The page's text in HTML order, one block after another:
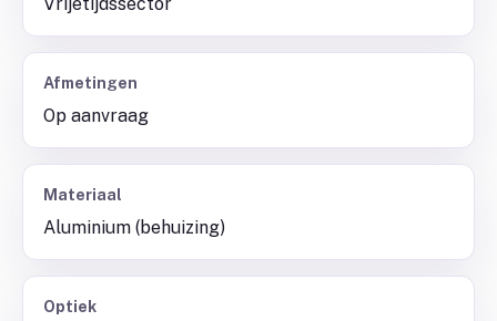
Afmetingen
Op aanvraag
Materiaal
Aluminium (behuizing)
Optiek